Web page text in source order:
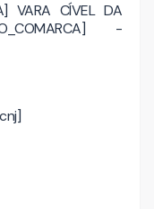
VARA CÍVEL DA
-